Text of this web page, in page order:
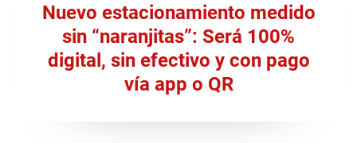
Nuevo estacionamiento medido
sin “naranjitas”: Será 100%
digital, sin efectivo y con pago
vía app o QR